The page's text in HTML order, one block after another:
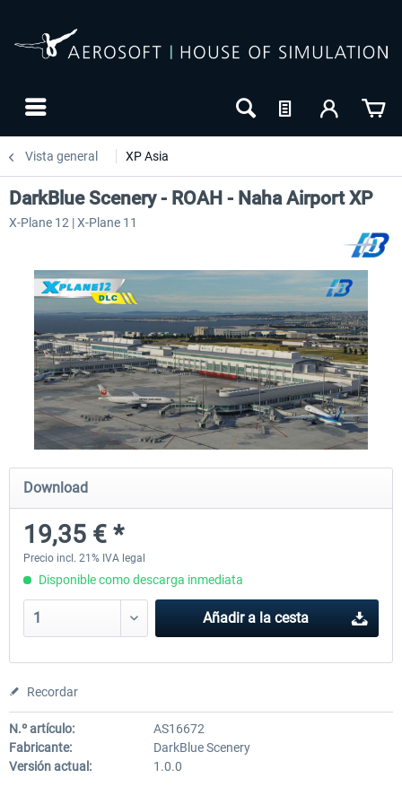
Vista general XP Asia
RJAA Tokyo Narita XP
24,59 € *
Moscow City XP
DarkBlue Scenery - ROAH - Naha Airport XP
X-Plane 12 | X-Plane 11
Download
19,35 € *
Precio incl. 21% IVA legal
Disponible como descarga inmediata
Añadir a la cesta
Recordar
N.º artículo:
AS16672
Fabricante:
DarkBlue Scenery
Versión actual:
1.0.0